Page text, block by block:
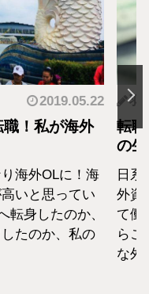
2019.05.22
！私が海外
海外OLに！海
いと思ってい
転身したのか、
たのか、私の
羽
転
の
日
外資
て働
らこ
な外